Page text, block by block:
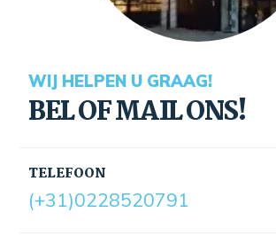
WIJ HELPEN U GRAAG!
BEL OF MAIL ONS!
TELEFOON
(+31)0228520791